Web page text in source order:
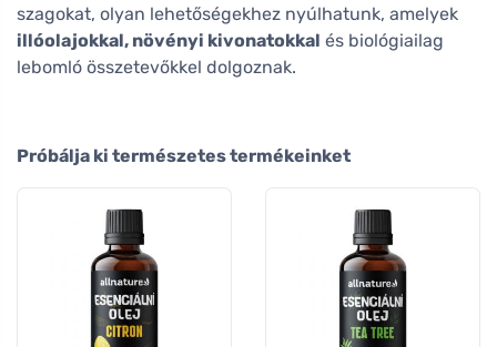
szagokat, olyan lehetőségekhez nyúlhatunk, amelyek
illóolajokkal, növényi kivonatokkal és biológiailag
lebomló összetevőkkel dolgoznak.
Próbálja ki természetes termékeinket